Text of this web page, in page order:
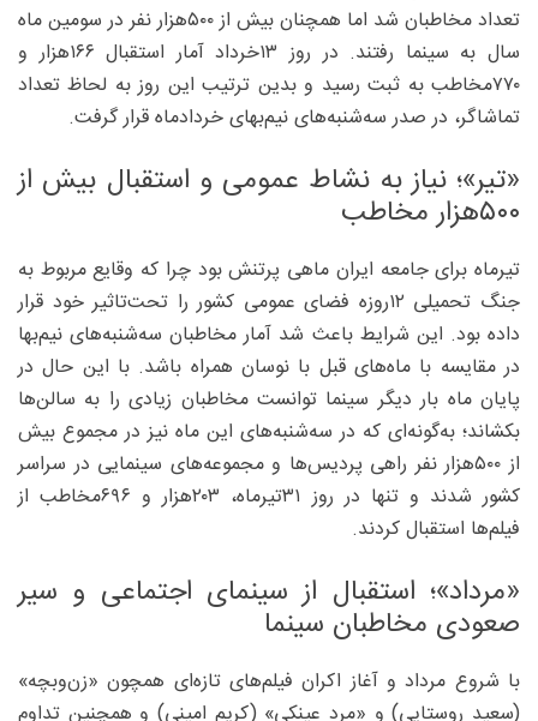
تعداد مخاطبان شد اما همچنان بیش از ۵۰۰‌هزار نفر در سومین ماه
سال به سینما رفتند. در روز ۱۳‌خرداد آمار استقبال ۱۶۶هزار و
۷۷۰‌مخاطب به ثبت رسید و بدین ترتیب این روز به لحاظ تعداد
تماشاگر، در صدر سه‌شنبه‌های نیم‌بهای خردادماه قرار گرفت.
«تیر»؛ نیاز به نشاط عمومی و استقبال بیش از
۵۰۰هزار مخاطب
تیرماه برای جامعه ایران ماهی پرتنش بود چرا که وقایع مربوط به
جنگ تحمیلی ۱۲‌روزه فضای عمومی کشور را تحت‌تاثیر خود قرار
داده بود. این شرایط باعث شد آمار مخاطبان سه‌شنبه‌های نیم‌بها
در مقایسه با ماه‌های قبل با نوسان همراه باشد. با این حال در
پایان ماه بار دیگر سینما توانست مخاطبان زیادی را به سالن‌ها
بکشاند؛ به‌گونه‌ای که در سه‌شنبه‌های این ماه نیز در مجموع بیش
از ۵۰۰هزار نفر راهی پردیس‌ها و مجموعه‌های سینمایی در سراسر
کشور شدند و تنها در روز ۳۱تیرماه، ۲۰۳‌هزار و ۶۹۶‌مخاطب از
فیلم‌ها استقبال کردند.
«مرداد»؛ استقبال از سینمای اجتماعی و سیر
صعودی مخاطبان سینما
با شروع مرداد و آغاز اکران فیلم‌های تازه‌ای همچون «زن‌وبچه»